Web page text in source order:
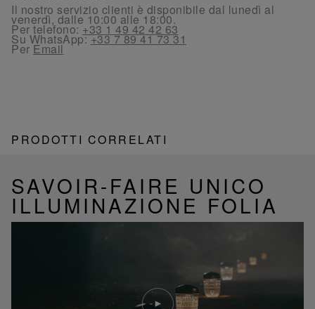
Il nostro servizio clienti è disponibile dal lunedì al
venerdì, dalle 10:00 alle 18:00.
Per telefono:+33 1 49 42 42 63
Su WhatsApp:+33 7 89 41 73 31
PerEmail
PRODOTTI CORRELATI
SAVOIR-FAIRE UNICO
ILLUMINAZIONE FOLIA
Riproduci
video